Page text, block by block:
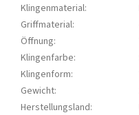
Klingenmaterial:
Griffmaterial:
Öffnung:
Klingenfarbe:
Klingenform:
Gewicht:
Herstellungsland: